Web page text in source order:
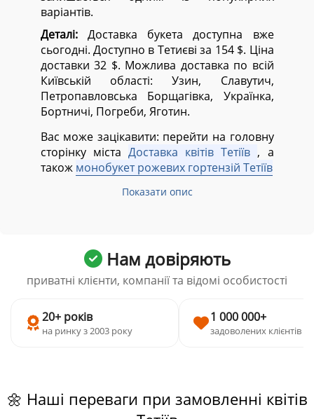
варіантів.
Деталі:Доставка букета доступна вже
сьогодні. Доступно в Тетиєві за 154 $. Ціна
доставки 32 $. Можлива доставка по всій
Київській області:Узин, Славутич,
Петропавловська Борщагівка, Українка,
Бортничі, Погреби, Яготин.
Вас може зацікавити: перейти на головну
сторінку міста Доставка квітів Тетіїв , а
також монобукет рожевих гортензій Тетіїв
Показати опис
Нам довіряють
приватні клієнти, компанії та відомі особистості
20+ років
на ринку з 2003 року
1 000 000+
задоволених клієнтів
🌼 Наші переваги при замовленні квітів